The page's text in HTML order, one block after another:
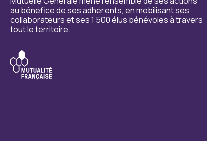
au bénéfice de ses adhérents, en mobilisant ses
collaborateurs et ses 1 500 élus bénévoles à travers
tout le territoire.